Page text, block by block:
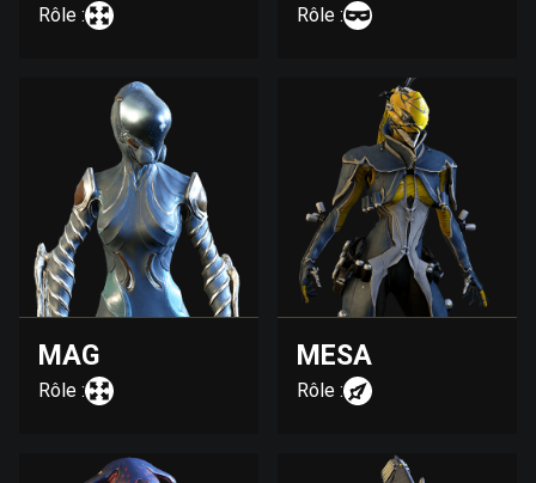
Rôle : Rôle :
MAG
Rôle :
MESA
Rôle :